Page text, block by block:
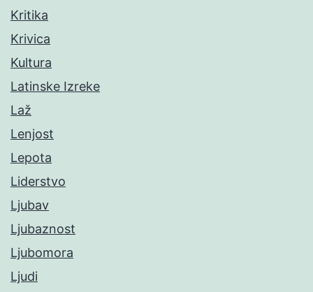
Kritika
Krivica
Kultura
Latinske Izreke
Laž
Lenjost
Lepota
Liderstvo
Ljubav
Ljubaznost
Ljubomora
Ljudi